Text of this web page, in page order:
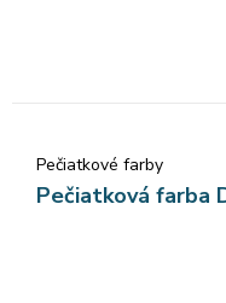
Pečiatkové farby
Pečiatková farba